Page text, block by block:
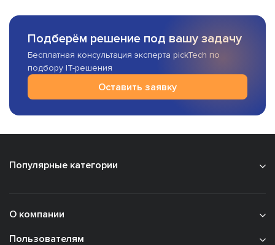
Подберём решение под вашу задачу
Бесплатная консультация эксперта pickTech по
подбору IT-решения
Оставить заявку
Популярные категории
О компании
Пользователям